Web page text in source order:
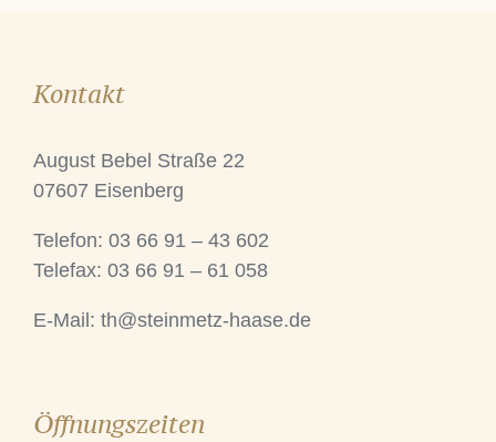
Kontakt
August Bebel Straße 22
07607 Eisenberg
Telefon: 03 66 91 – 43 602
Telefax: 03 66 91 – 61 058
E-Mail: th@steinmetz-haase.de
Öffnungszeiten